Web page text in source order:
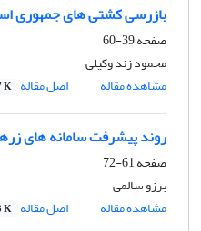
بازرسی کشتی های جمهوری
صفحه39-60
محمود زند وکیلی
مشاهده مقاله
اصل مقاله K
روند پیشرفت سامانه های
صفحه61-72
برزو سالمی
مشاهده مقاله
اصل مقاله K